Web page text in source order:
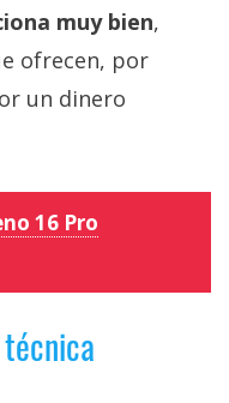
muy bien,
ofrecen, por
un dinero
16 Pro